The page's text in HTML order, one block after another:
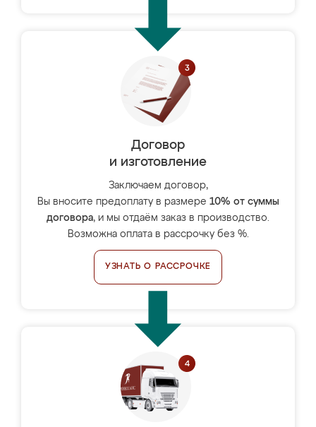
Договор
и изготовление
Заключаем договор,
Вы вносите предоплату в размере 10% от суммы
договора, и мы отдаём заказ в производство.
Возможна оплата в рассрочку без %.
УЗНАТЬ О РАССРОЧКЕ